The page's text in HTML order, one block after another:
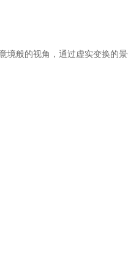
般的视角，通过虚实变换的